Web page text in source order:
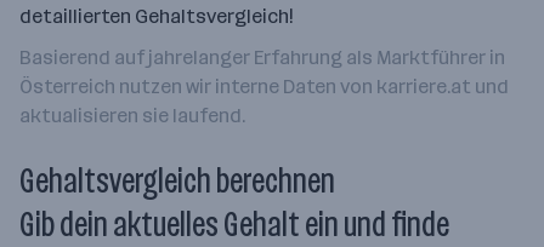
detaillierten Gehaltsvergleich!
Basierend auf jahrelanger Erfahrung als Marktführer in
Österreich nutzen wir interne Daten von karriere.at und
aktualisieren sie laufend.
Gehaltsvergleich berechnen
Gib dein aktuelles Gehalt ein und finde